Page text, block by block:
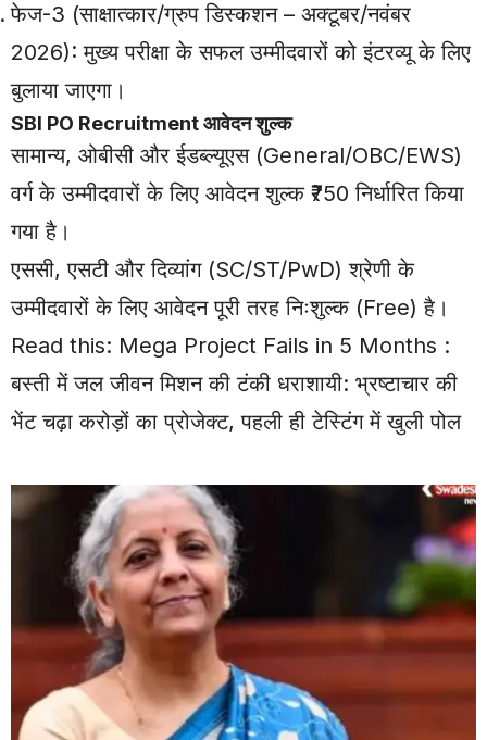
फेज-3 (साक्षात्कार/ग्रुप डिस्कशन – अक्टूबर/नवंबर
2026): मुख्य परीक्षा के सफल उम्मीदवारों को इंटरव्यू के लिए
बुलाया जाएगा।
SBI PO Recruitment आवेदन शुल्क
सामान्य, ओबीसी और ईडब्ल्यूएस (General/OBC/EWS)
वर्ग के उम्मीदवारों के लिए आवेदन शुल्क ₹750 निर्धारित किया
गया है।
एससी, एसटी और दिव्यांग (SC/ST/PwD) श्रेणी के
उम्मीदवारों के लिए आवेदन पूरी तरह निःशुल्क (Free) है।
Read this: Mega Project Fails in 5 Months :
बस्ती में जल जीवन मिशन की टंकी धराशायी: भ्रष्टाचार की
भेंट चढ़ा करोड़ों का प्रोजेक्ट, पहली ही टेस्टिंग में खुली पोल